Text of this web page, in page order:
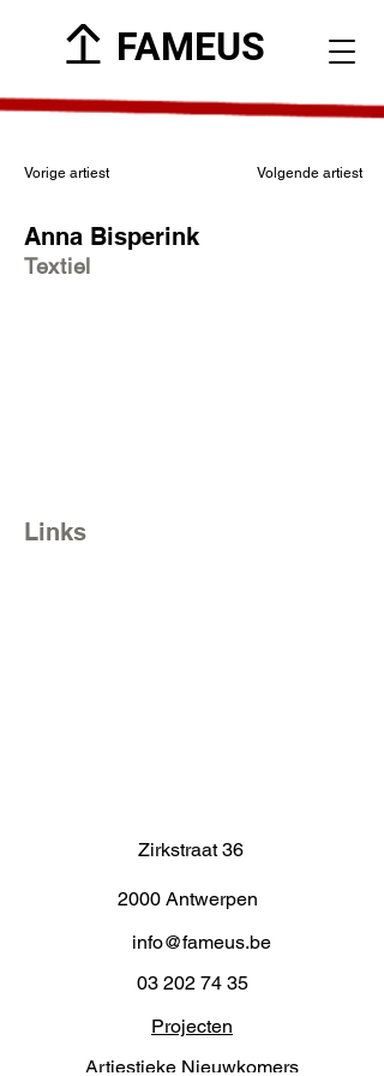
FAMEUS
Vorige artiest Volgende artiest
Anna Bisperink
Textiel
Links
Zirkstraat 36
2000 Antwerpen
info@fameus.be
03 202 74 35
Projecten
Artiestieke Nieuwkomers